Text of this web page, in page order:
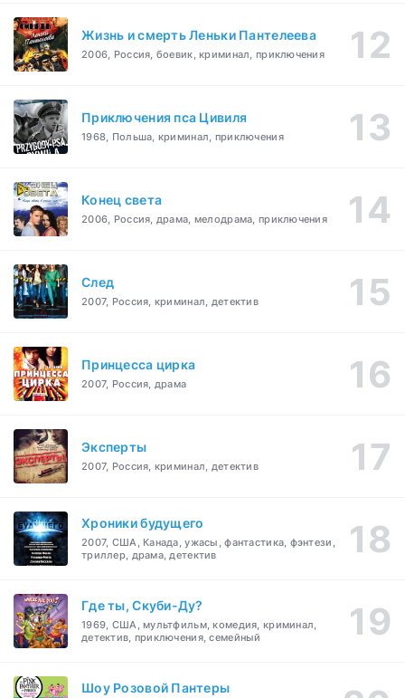
Жизнь и смерть Леньки Пантелеева
2006, Россия, боевик, криминал, приключения
Приключения пса Цивиля
1968, Польша, криминал, приключения
Конец света
2006, Россия, драма, мелодрама, приключения
След
2007, Россия, криминал, детектив
Принцесса цирка
2007, Россия, драма
Эксперты
2007, Россия, криминал, детектив
Хроники будущего
2007, США, Канада, ужасы, фантастика, фэнтези,
триллер, драма, детектив
Где ты, Скуби-Ду?
1969, США, мультфильм, комедия, криминал,
детектив, приключения, семейный
Шоу Розовой Пантеры